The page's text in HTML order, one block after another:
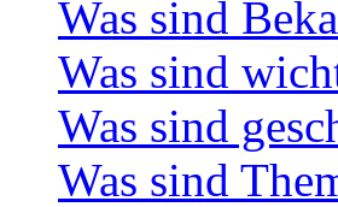
Was sind
Was sind
Was sind
Was sind